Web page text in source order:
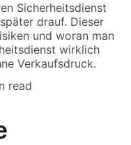
Sicherheitsdienst
drauf. Dieser
und woran man
wirklich
Verkaufsdruck.
read